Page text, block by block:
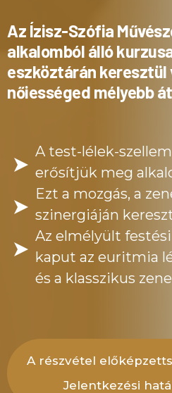
Az Ízisz-Szófia
alkalomból álló
eszköztárán keresztül
nőiességed mélyebb
A test-lélek-
erősítjük meg
Ezt a mozgás, a
szinergiáján
Az elmélyült
kaput az euritmia
és a klasszikus
A részvétel
Jelentkezési